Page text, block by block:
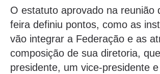
O estatuto aprovado na reunião
feira definiu pontos, como as
vão integrar a Federação e as
composição de sua diretoria,
presidente, um vice-presidente